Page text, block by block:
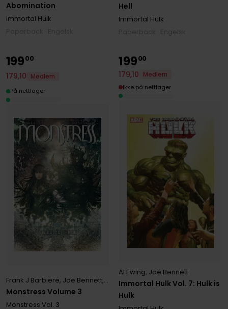
Abomination
Immortal Hulk
Hell
Immortal Hulk
Monstress Volume 3
Frank J Barbiere, Joe Bennett, Marjorie Liu,Matt Wagner ,Sana
Monstress Vol. 3
19900
179,10
Medlem
På nettlager
Immortal Hulk Vol. 7: Hulk is
Hulk
Al Ewing, Joe Bennett
19900
179,10
Medlem
Ikke på nettlager